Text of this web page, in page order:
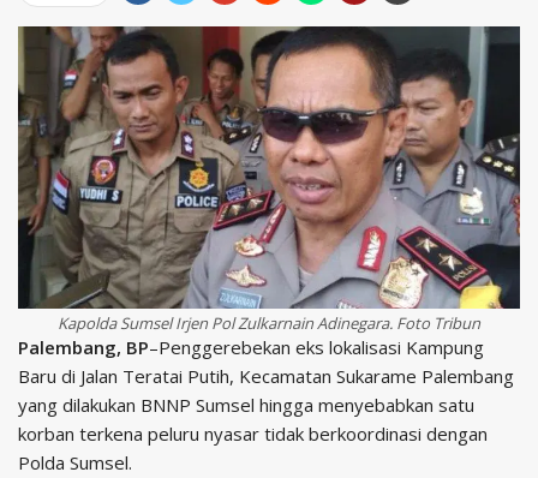
Kapolda Sumsel Irjen Pol Zulkarnain Adinegara. Foto Tribun
Palembang, BP–Penggerebekan eks lokalisasi Kampung
Baru di Jalan Teratai Putih, Kecamatan Sukarame Palembang
yang dilakukan BNNP Sumsel hingga menyebabkan satu
korban terkena peluru nyasar tidak berkoordinasi dengan
Polda Sumsel.